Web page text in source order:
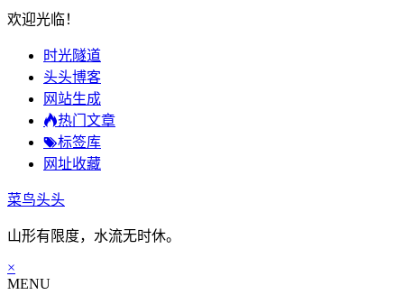
欢迎光临！
时光隧道
头头博客
网站生成
热门文章
标签库
网址收藏
菜鸟头头
山形有限度，水流无时休。
×
MENU